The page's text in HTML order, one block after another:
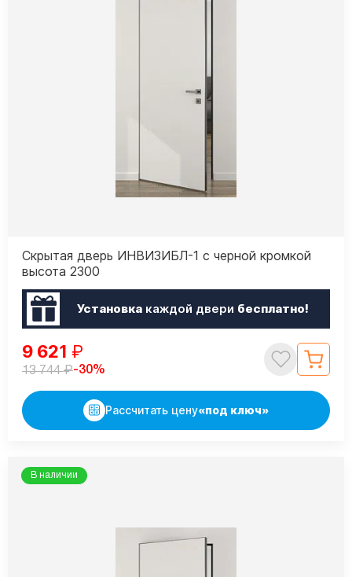
Скрытая дверь ИНВИЗИБЛ-1 с черной кромкой
высота 2300
Установкакаждой двери бесплатно!
9 621 ₽
13 744₽-30%
Рассчитать цену«под ключ»
В наличии